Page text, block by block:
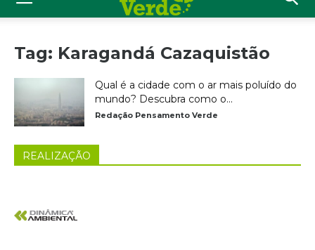
Tag: Karagandá Cazaquistão
Qual é a cidade com o ar mais poluído do
mundo? Descubra como o...
Redação Pensamento Verde
REALIZAÇÃO